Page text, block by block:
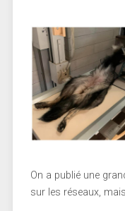
On a publié une
sur les réseaux,